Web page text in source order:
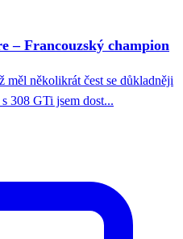
– Francouzský champion
měl několikrát čest se důkladněji
308 GTi jsem dost...